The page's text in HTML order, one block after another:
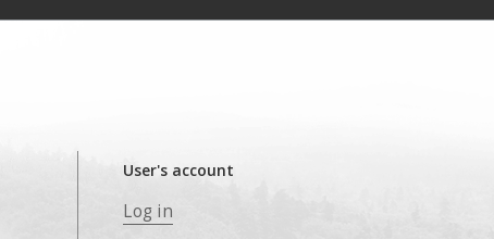
User's account
Log in